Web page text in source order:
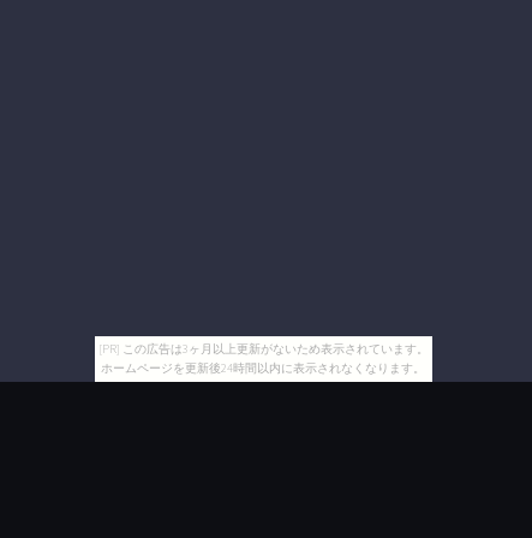
[PR] この広告は3ヶ月以上更新がないため表示されています。
ホームページを更新後24時間以内に表示されなくなります。